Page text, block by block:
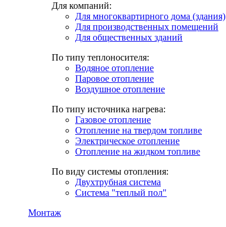
Для компаний:
Для многоквартирного дома (здания)
Для производственных помещений
Для общественных зданий
По типу теплоносителя:
Водяное отопление
Паровое отопление
Воздушное отопление
По типу источника нагрева:
Газовое отопление
Отопление на твердом топливе
Электрическое отопление
Отопление на жидком топливе
По виду системы отопления:
Двухтрубная система
Система "теплый пол"
Монтаж